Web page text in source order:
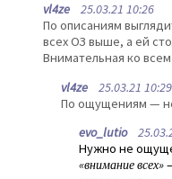
vl4ze 25.03.21 10:26
По описаниям
всех ОЗ выше, а ей
Внимательная ко всем
vl4ze 25.03.21 10:29
По ощущениям —
evo_lutio
Нужно не
«внимание всех»